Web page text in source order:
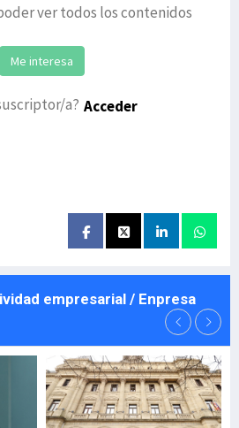
ver todos los contenidos
Me interesa
a? Acceder
empresarial / Enpresa